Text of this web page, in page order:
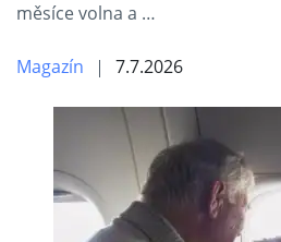
měsíce volna a …
Magazín 7.7.2026